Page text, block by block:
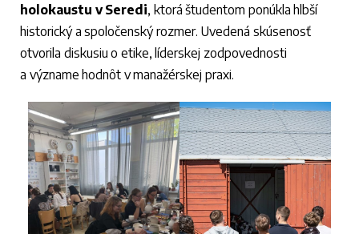
holokaustu v Seredi, ktorá študentom ponúkla hlbší
historický a spoločenský rozmer. Uvedená skúsenosť
otvorila diskusiu o etike, líderskej zodpovednosti
a význame hodnôt v manažérskej praxi.